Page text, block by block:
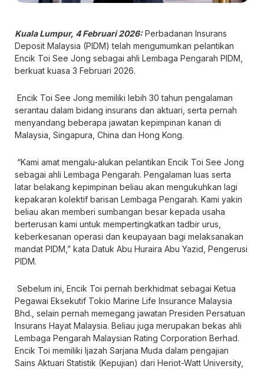
Kuala Lumpur, 4 Februari 2026:Perbadanan Insurans
Deposit Malaysia (PIDM) telah mengumumkan pelantikan
Encik Toi See Jong sebagai ahli Lembaga Pengarah PIDM,
berkuat kuasa 3 Februari 2026.
Encik Toi See Jong memiliki lebih 30 tahun pengalaman
serantau dalam bidang insurans dan aktuari, serta pernah
menyandang beberapa jawatan kepimpinan kanan di
Malaysia, Singapura, China dan Hong Kong.
“Kami amat mengalu-alukan pelantikan Encik Toi See Jong
sebagai ahli Lembaga Pengarah. Pengalaman luas serta
latar belakang kepimpinan beliau akan mengukuhkan lagi
kepakaran kolektif barisan Lembaga Pengarah. Kami yakin
beliau akan memberi sumbangan besar kepada usaha
berterusan kami untuk mempertingkatkan tadbir urus,
keberkesanan operasi dan keupayaan bagi melaksanakan
mandat PIDM,” kata Datuk Abu Huraira Abu Yazid, Pengerusi
PIDM.
Sebelum ini, Encik Toi pernah berkhidmat sebagai Ketua
Pegawai Eksekutif Tokio Marine Life Insurance Malaysia
Bhd., selain pernah memegang jawatan Presiden Persatuan
Insurans Hayat Malaysia. Beliau juga merupakan bekas ahli
Lembaga Pengarah Malaysian Rating Corporation Berhad.
Encik Toi memiliki Ijazah Sarjana Muda dalam pengajian
Sains Aktuari Statistik (Kepujian) dari Heriot-Watt University,